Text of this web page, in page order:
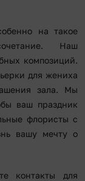
на такое
Наш
композиций.
для жениха
зала. Мы
ваш праздник
флористы с
вашу мечту о
контакты для